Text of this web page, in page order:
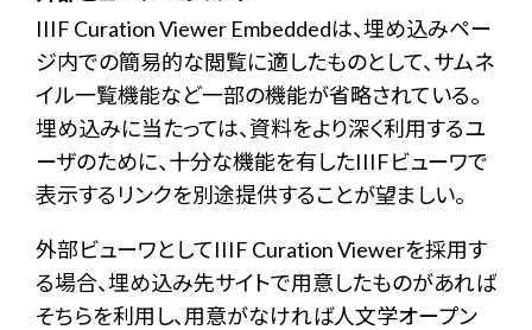
IIIF Curation Viewer Embeddedは、埋め込みペー
ジ内での簡易的な閲覧に適したものとして、サムネ
イル一覧機能など一部の機能が省略されている。
埋め込みに当たっては、資料をより深く利用するユ
ーザのために、十分な機能を有したIIIFビューワで
表示するリンクを別途提供することが望ましい。
外部ビューワとしてIIIF Curation Viewerを採用す
る場合、埋め込み先サイトで用意したものがあれば
そちらを利用し、用意がなければ人文学オープン